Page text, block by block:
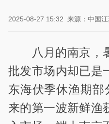
2025-08-27 15:32 来源：中国江
八月的南京，
批发市场内却已是
东海伏季休渔期部
来的第一波新鲜渔